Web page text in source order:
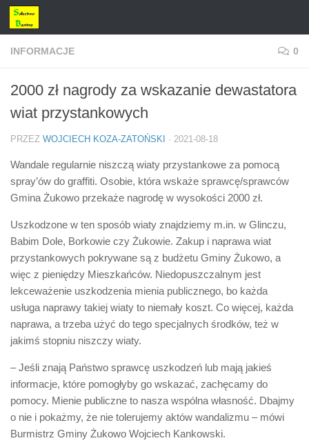
Przejdź do treści
INFORMACJE 0
2000 zł nagrody za wskazanie dewastatora
wiat przystankowych
PRZEZ WOJCIECH KOZA-ZATOŃSKI · 2021-08-18
Wandale regularnie niszczą wiaty przystankowe za pomocą
spray’ów do graffiti. Osobie, która wskaże sprawcę/sprawców
Gmina Żukowo przekaże nagrodę w wysokości 2000 zł.
Uszkodzone w ten sposób wiaty znajdziemy m.in. w Glinczu,
Babim Dole, Borkowie czy Żukowie. Zakup i naprawa wiat
przystankowych pokrywane są z budżetu Gminy Żukowo, a
więc z pieniędzy Mieszkańców. Niedopuszczalnym jest
lekceważenie uszkodzenia mienia publicznego, bo każda
usługa naprawy takiej wiaty to niemały koszt. Co więcej, każda
naprawa, a trzeba użyć do tego specjalnych środków, też w
jakimś stopniu niszczy wiaty.
– Jeśli znają Państwo sprawcę uszkodzeń lub mają jakieś
informacje, które pomogłyby go wskazać, zachęcamy do
pomocy. Mienie publiczne to nasza wspólna własność. Dbajmy
o nie i pokażmy, że nie tolerujemy aktów wandalizmu – mówi
Burmistrz Gminy Żukowo Wojciech Kankowski.